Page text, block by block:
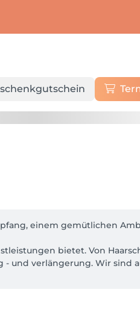
einem gemütlichen
bietet. Von
und verlängerung. Wir sind